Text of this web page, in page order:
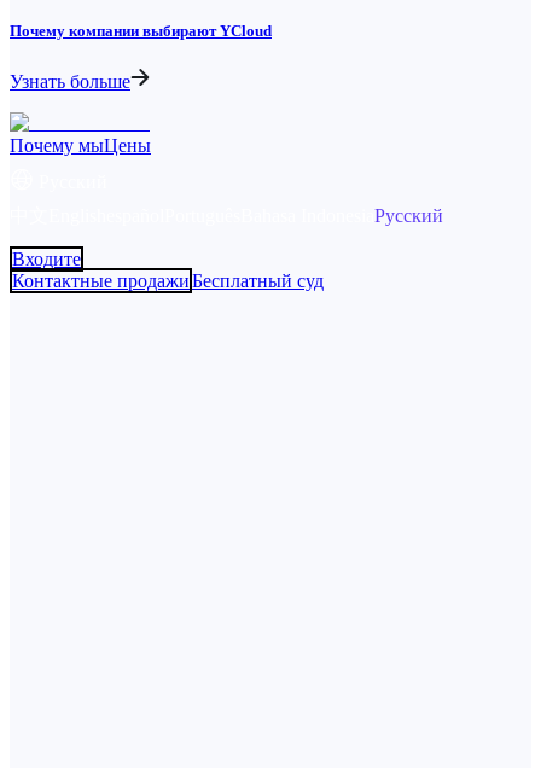
Почему компании выбирают YCloud
Узнать больше
Почему мыЦены
Русский
Входите
Контактные продажиБесплатный суд